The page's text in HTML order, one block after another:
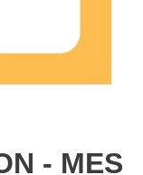
- MES